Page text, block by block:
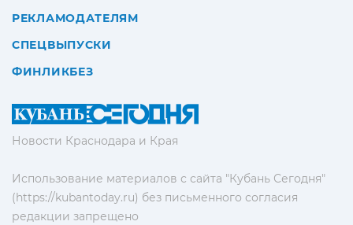
Новости Краснодара и Края
Использование материалов с сайта "Кубань Сегодня"
(https://kubantoday.ru) без письменного согласия
редакции запрещено
РЕКЛАМОДАТЕЛЯМ
СПЕЦВЫПУСКИ
ФИНЛИКБЕЗ